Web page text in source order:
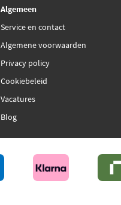
Algemeen
Service en contact
Algemene voorwaarden
Privacy policy
Cookiebeleid
Vacatures
Blog